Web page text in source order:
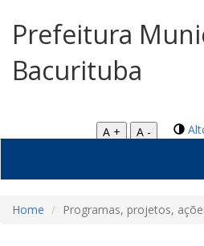
Prefeitura
Bacurituba
A +
A -
Home Programas, projetos,